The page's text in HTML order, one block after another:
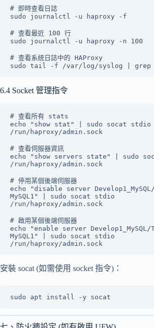
# 即時查看日誌
sudo journalctl -u haproxy -f
# 查看最近 100 行
sudo journalctl -u haproxy -n 100
# 查看系統日誌中的 HAProxy
6.4 Socket 管理指令
# 查看所有 stats
echo "show stat" | sudo socat stdio
/run/haproxy/admin.sock
# 查看伺服器資訊
echo "show servers state" | sudo
/run/haproxy/admin.sock
# 停用某個後端伺服器
echo "disable server
MySQL1" | sudo socat stdio
/run/haproxy/admin.sock
# 啟用某個後端伺服器
echo "enable server Develop1_MySQL/
MySQL1" | sudo socat stdio
安裝 socat (如需使用 socket 指令)：